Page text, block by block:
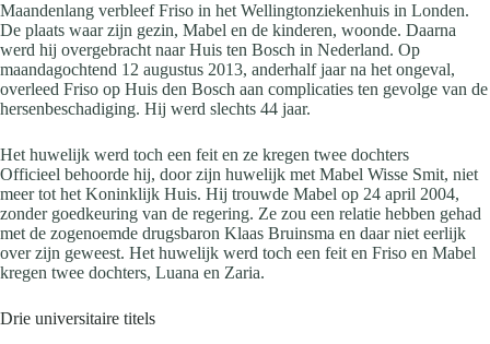
Maandenlang verbleef Friso in het Wellingtonziekenhuis in Londen.
De plaats waar zijn gezin, Mabel en de kinderen, woonde. Daarna
werd hij overgebracht naar Huis ten Bosch in Nederland. Op
maandagochtend 12 augustus 2013, anderhalf jaar na het ongeval,
overleed Friso op Huis den Bosch aan complicaties ten gevolge van de
hersenbeschadiging. Hij werd slechts 44 jaar.
Het huwelijk werd toch een feit en ze kregen twee dochters
Officieel behoorde hij, door zijn huwelijk met Mabel Wisse Smit, niet
meer tot het Koninklijk Huis. Hij trouwde Mabel op 24 april 2004,
zonder goedkeuring van de regering. Ze zou een relatie hebben gehad
met de zogenoemde drugsbaron Klaas Bruinsma en daar niet eerlijk
over zijn geweest. Het huwelijk werd toch een feit en Friso en Mabel
kregen twee dochters, Luana en Zaria.
Drie universitaire titels